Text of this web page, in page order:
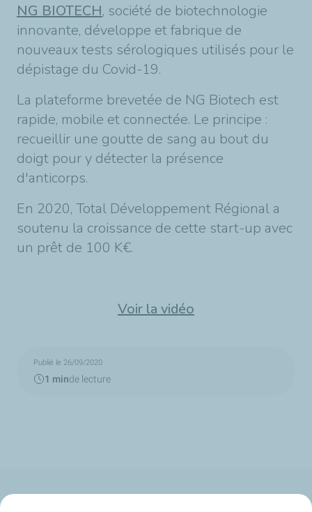
NG BIOTECH, société de biotechnologie
innovante, développe et fabrique de
nouveaux tests sérologiques utilisés pour le
dépistage du Covid-19.
La plateforme brevetée de NG Biotech est
rapide, mobile et connectée. Le principe :
recueillir une goutte de sang au bout du
doigt pour y détecter la présence
d'anticorps.
En 2020, Total Développement Régional a
soutenu la croissance de cette start-up avec
un prêt de 100 K€.
Voir la vidéo
Publié le 26/09/2020
1 minde lecture